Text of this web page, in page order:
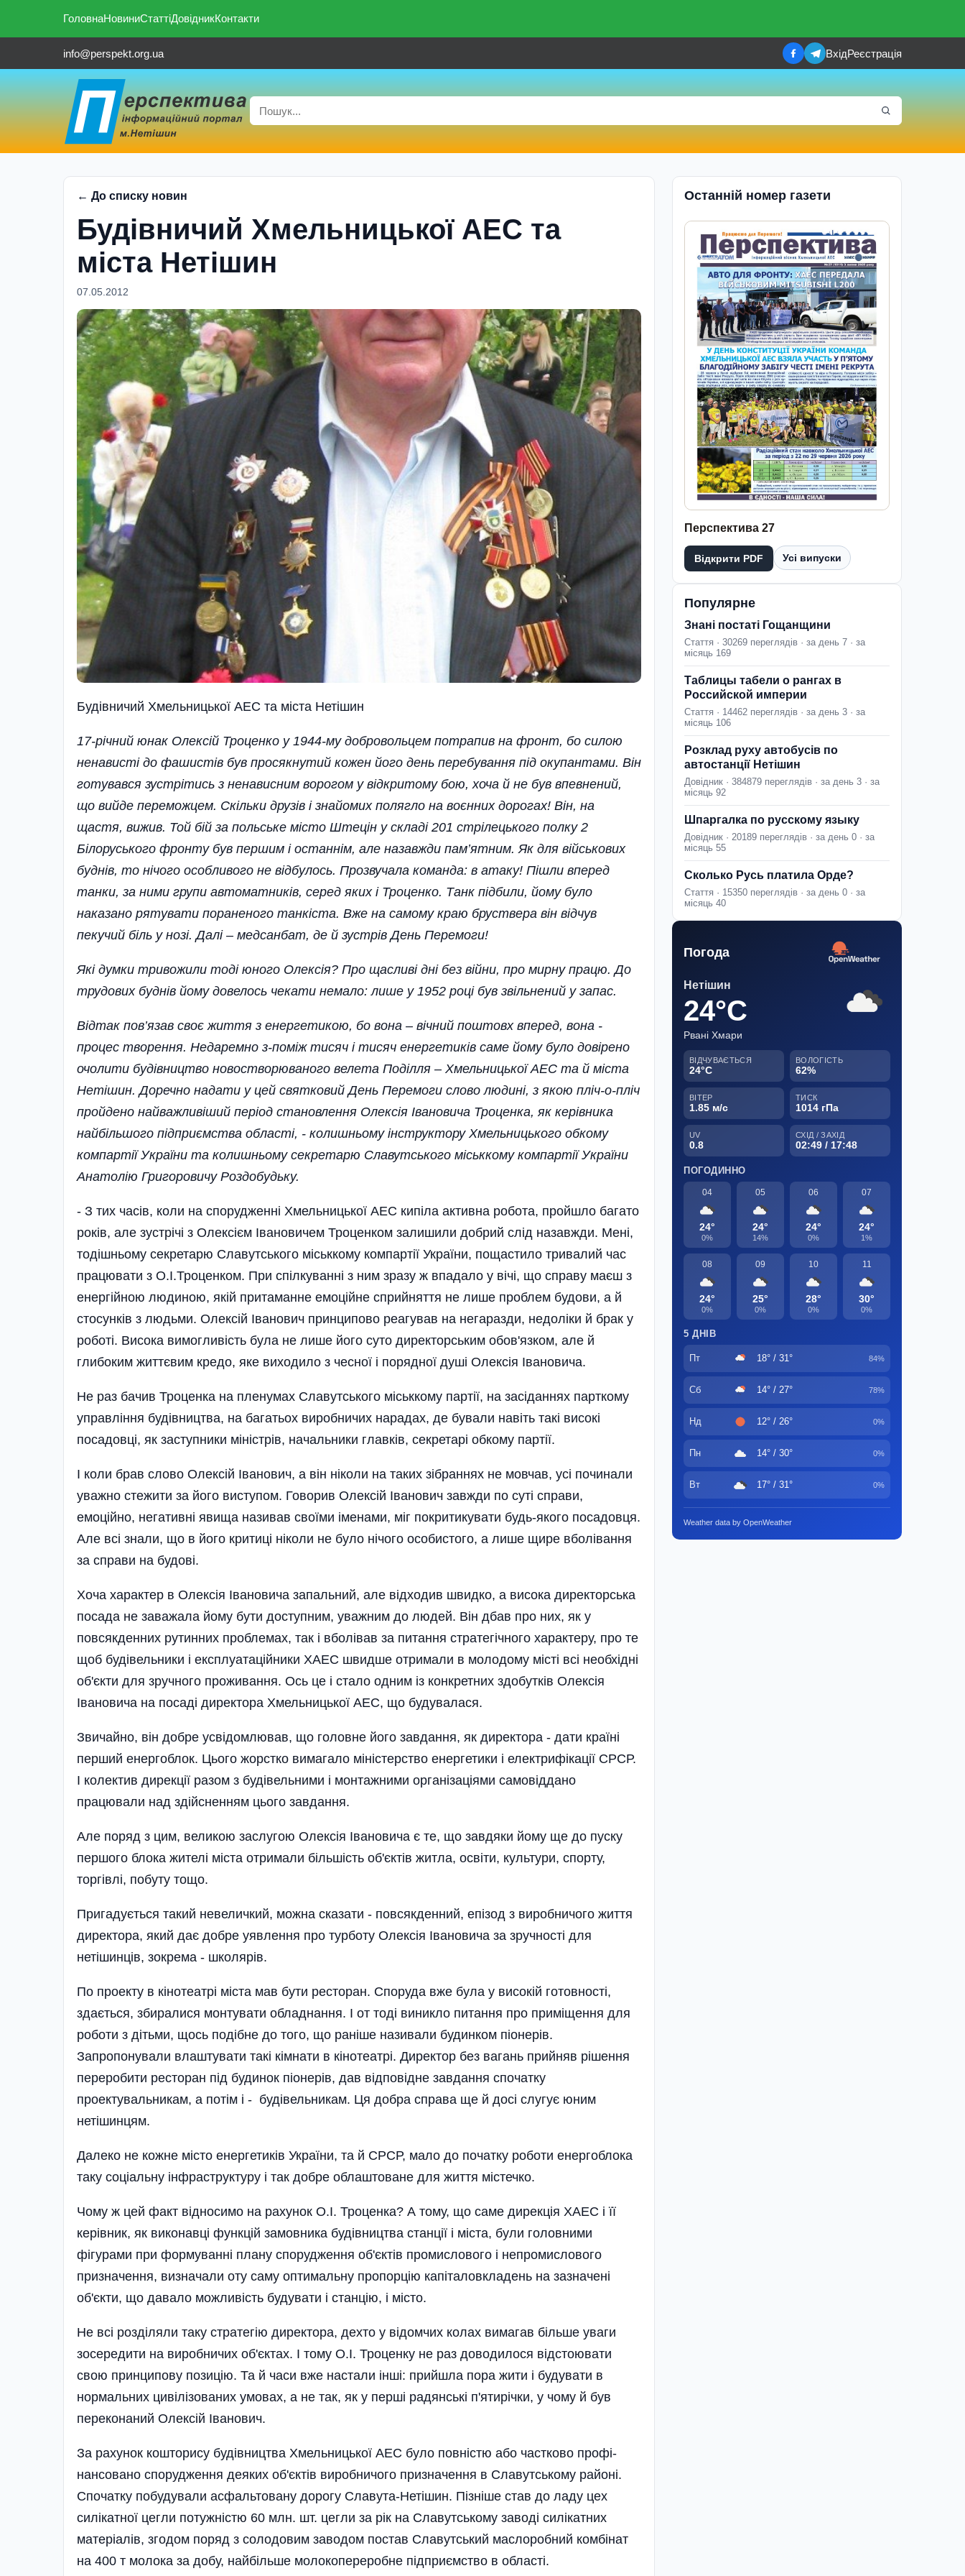
ГоловнаНовиниСтаттіДовідникКонтакти
info@perspekt.org.ua ВхідРеєстрація
← До списку новин
Будівничий Хмельницької АЕС та
міста Нетішин
07.05.2012
Будівничий Хмельницької АЕС та міста Нетішин
17-річний юнак Олексій Троценко у 1944-му добровольцем потрапив на фронт, бо силою
ненависті до фашистів був просякнутий кожен його день перебування під окупантами. Він
готувався зустрітись з ненависним ворогом у відкритому бою, хоча й не був впевнений,
що вийде переможцем. Скільки друзів і знайомих полягло на воєнних дорогах! Він, на
щастя, вижив. Той бій за польське місто Штецін у складі 201 стрілецького полку 2
Білоруського фронту був першим і останнім, але назавжди пам’ятним. Як для військових
буднів, то нічого особливого не відбулось. Прозвучала команда: в атаку! Пішли вперед
танки, за ними групи автоматників, серед яких і Троценко. Танк підбили, йому було
наказано рятувати пораненого танкіста. Вже на самому краю бруствера він відчув
пекучий біль у нозі. Далі – медсанбат, де й зустрів День Перемоги!
Які думки тривожили тоді юного Олексія? Про щасливі дні без війни, про мирну працю. До
трудових буднів йому довелось чекати немало: лише у 1952 році був звільнений у запас.
Відтак пов’язав своє життя з енергетикою, бо вона – вічний поштовх вперед, вона -
процес творення. Недаремно з-поміж тисяч і тисяч енергетиків саме йому було довірено
очолити будівництво новостворюваного велета Поділля – Хмельницької АЕС та й міста
Нетішин. Доречно надати у цей святковий День Перемоги слово людині, з якою пліч-о-пліч
пройдено найважливіший період становлення Олексія Івановича Троценка, як керівника
найбільшого підприємства області, - колишньому інструктору Хмельницького обкому
компартії України та колишньому секретарю Славутського міськкому компартії України
Анатолію Григоровичу Роздобудьку.
- З тих часів, коли на спорудженні Хмельницької АЕС кипіла активна робота, пройшло багато
років, але зустрічі з Олексієм Івановичем Троценком залишили добрий слід назавжди. Мені,
тодішньому секретарю Славутського міськкому компартії України, пощастило тривалий час
працювати з О.І.Тро­ценком. При спілкуванні з ним зразу ж впадало у вічі, що справу маєш з
енергі­йною людиною, якій притаманне емоційне сприйняття не лише проблем будови, а й
стосунків з людьми. Олексій Іванович принципово реагував на негаразди, недоліки й брак у
роботі. Висока вимогливість була не лише його суто директорським обов'язком, але й
глибоким життєвим кредо, яке виходило з чесної і порядної душі Олексія Івановича.
Не раз бачив Троценка на пленумах Славутського міськкому партії, на засіданнях парткому
управління будівництва, на багатьох виробничих нарадах, де бували навіть такі високі
посадовці, як заступники міністрів, начальники главків, секретарі обкому партії.
І коли брав слово Олексій Іванович, а він ніколи на таких зібраннях не мовчав, усі починали
уважно стежити за його виступом. Говорив Олексій Іванович завжди по суті справи,
емоційно, негативні явища називав своїми іменами, міг покритикувати будь-якого посадовця.
Але всі знали, що в його критиці ніколи не було нічого особистого, а лише щире вболівання
за справи на будові.
Хоча характер в Олексія Івановича запальний, але відходив швидко, а висока директорська
посада не заважала йому бути доступним, уважним до людей. Він дбав про них, як у
повсякденних рутинних проблемах, так і вболівав за питання стратегічного характеру, про те
щоб будівельники і експлуатаці­йники ХАЕС швидше отримали в молодому місті всі необхідні
об'є­кти для зручного проживання. Ось це і стало одним із конкретних здобутків Олексія
Івановича на посаді директора Хмельницької АЕС, що будувалася.
Звичайно, він добре усвідомлював, що головне його завдання, як директора - дати країні
перший енерго­блок. Цього жорстко вимагало міністерство енергетики і електрифікації СРСР.
І колектив дирекції разом з будівельними і монтажними органі­заціями самовіддано
працювали над здійсненням цього завдання.
Але поряд з цим, великою заслугою Олексія Івановича є те, що завдяки йому ще до пуску
першого блока жителі міста отримали більшість об'єктів житла, освіти, культури, спорту,
торгівлі, побуту тощо.
Пригадується такий невеличкий, можна сказати - повсякденний, епізод з виробничого життя
директора, який дає добре уявлення про турботу Олексія Івановича за зручності для
нетішинців, зокрема - школярів.
По проекту в кінотеатрі міста мав бути ресторан. Споруда вже була у високій готовності,
здається, збиралися монтувати обладнання. І от тоді виникло питання про приміщення для
роботи з дітьми, щось подібне до того, що раніше називали будинком піонерів.
Запропонували влаштувати такі кімнати в кінотеатрі. Директор без вагань прийняв рішення
переробити ресторан під будинок піонерів, дав відповідне завдання спочатку
проектувальникам, а потім і - будівельникам. Ця добра справа ще й досі слугує юним
нетішинцям.
Далеко не кожне місто енергетиків України, та й СРСР, мало до початку роботи енергоблока
таку соціальну інфраструктуру і так добре облаштоване для життя містечко.
Чому ж цей факт відносимо на рахунок О.І. Троценка? А тому, що саме дирекція ХАЕС і її
керівник, як виконавці функцій замовника будівництва станції і міста, були головними
фігурами при формуванні плану спорудження об'єктів промислового і непромислового
призначення, визначали оту саму оптимальну пропорцію капі­таловкладень на зазначені
об'єкти, що давало можливість будувати і станцію, і місто.
Не всі розділяли таку стратегію директора, дехто у відомчих колах вимагав більше уваги
зосередити на виробничих об'єктах. І тому О.І. Троценку не раз доводилося відстоювати
свою принципову позицію. Та й часи вже настали інші: прийшла пора жити і будувати в
нормальних цивілізованих умовах, а не так, як у перші радянські п'ятирі­чки, у чому й був
переконаний Олексій Іванович.
За рахунок кошторису будівництва Хмельницької АЕС було повністю або частково профі­
нансовано спорудження деяких об'єктів виробничого призначення в Славутському районі.
Спочатку побудували асфальтовану дорогу Славута-Нетішин. Пізніше став до ладу цех
силікатної цегли потужністю 60 млн. шт. цегли за рік на Славутському заводі силікатних
матеріалів, згодом поряд з солодовим заводом постав Славутський маслоробний комбінат
на 400 т молока за добу, найбільше молокопереробне підприємство в області.
Останній номер газети
Перспектива 27
Відкрити PDF Усі випуски
Популярне
Знані постаті Гощанщини
Стаття · 30269 переглядів · за день 7 · за
місяць 169
Таблицы табели о рангах в
Российской империи
Стаття · 14462 переглядів · за день 3 · за
місяць 106
Розклад руху автобусів по
автостанції Нетішин
Довідник · 384879 переглядів · за день 3 · за
місяць 92
Шпаргалка по русскому языку
Довідник · 20189 переглядів · за день 0 · за
місяць 55
Сколько Русь платила Орде?
Стаття · 15350 переглядів · за день 0 · за
місяць 40
Погода
Нетішин
24°C
Рвані Хмари
ВІДЧУВАЄТЬСЯ
24°C
ВОЛОГІСТЬ
62%
ВІТЕР
1.85 м/с
ТИСК
1014 гПа
UV
0.8
СХІД / ЗАХІД
02:49 / 17:48
ПОГОДИННО
04
24°
0%
05
24°
14%
06
24°
0%
07
24°
1%
08
24°
0%
09
25°
0%
10
28°
0%
11
30°
0%
5 ДНІВ
Пт 18° / 31° 84%
Сб 14° / 27° 78%
Нд 12° / 26° 0%
Пн 14° / 30° 0%
Вт 17° / 31° 0%
Weather data by OpenWeather